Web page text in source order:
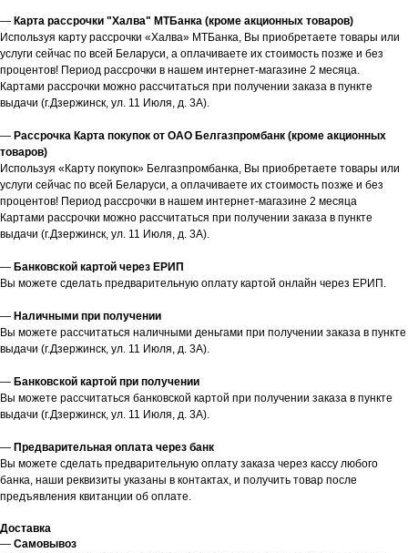
— Карта рассрочки "Халва" МТБанка (кроме акционных товаров)
Используя карту рассрочки «Халва» МТБанка, Вы приобретаете товары или
услуги сейчас по всей Беларуси, а оплачиваете их стоимость позже и без
процентов! Период рассрочки в нашем интернет-магазине 2 месяца.
Картами рассрочки можно рассчитаться при получении заказа в пункте
выдачи (г.Дзержинск, ул. 11 Июля, д. 3А).
— Рассрочка Карта покупок от ОАО Белгазпромбанк (кроме акционных
товаров)
Используя «Карту покупок» Белгазпромбанка, Вы приобретаете товары или
услуги сейчас по всей Беларуси, а оплачиваете их стоимость позже и без
процентов! Период рассрочки в нашем интернет-магазине 2 месяца
Картами рассрочки можно рассчитаться при получении заказа в пункте
выдачи (г.Дзержинск, ул. 11 Июля, д. 3А).
— Банковской картой через ЕРИП
Вы можете сделать предварительную оплату картой онлайн через ЕРИП.
— Наличными при получении
Вы можете рассчитаться наличными деньгами при получении заказа в пункте
выдачи (г.Дзержинск, ул. 11 Июля, д. 3А).
— Банковской картой при получении
Вы можете рассчитаться банковской картой при получении заказа в пункте
выдачи (г.Дзержинск, ул. 11 Июля, д. 3А).
— Предварительная оплата через банк
Вы можете сделать предварительную оплату заказа через кассу любого
банка, наши реквизиты указаны в контактах, и получить товар после
предъявления квитанции об оплате.
Доставка
— Самовывоз